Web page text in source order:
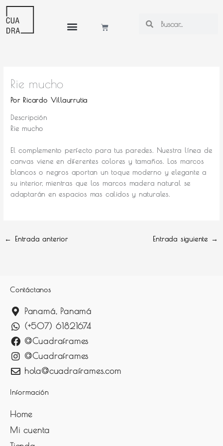
al
contenido
Cart
Rie mucho
Por Ricardo Villaurrutia
Descripción
Rie mucho
El complemento perfecto para tus paredes. Nuestra línea de
canvas viene en diferentes colores y tamaños. Los marcos
blancos o negros aportan un toque moderno y elegante a
su interior, mientras que los marcos madera natural se
adaptarán en espacios mas calidos y naturales.
← Entrada anterior Entrada siguiente →
Contáctanos
Panamá, Panamá
(+507) 61821674
@Cuadraframes
@Cuadraframes
hola@cuadraframes.com
Información
Home
Mi cuenta